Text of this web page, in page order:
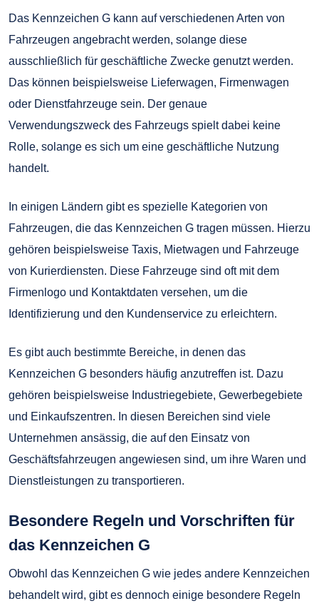
Das Kennzeichen G kann auf verschiedenen Arten von
Fahrzeugen angebracht werden, solange diese
ausschließlich für geschäftliche Zwecke genutzt werden.
Das können beispielsweise Lieferwagen, Firmenwagen
oder Dienstfahrzeuge sein. Der genaue
Verwendungszweck des Fahrzeugs spielt dabei keine
Rolle, solange es sich um eine geschäftliche Nutzung
handelt.
In einigen Ländern gibt es spezielle Kategorien von
Fahrzeugen, die das Kennzeichen G tragen müssen. Hierzu
gehören beispielsweise Taxis, Mietwagen und Fahrzeuge
von Kurierdiensten. Diese Fahrzeuge sind oft mit dem
Firmenlogo und Kontaktdaten versehen, um die
Identifizierung und den Kundenservice zu erleichtern.
Es gibt auch bestimmte Bereiche, in denen das
Kennzeichen G besonders häufig anzutreffen ist. Dazu
gehören beispielsweise Industriegebiete, Gewerbegebiete
und Einkaufszentren. In diesen Bereichen sind viele
Unternehmen ansässig, die auf den Einsatz von
Geschäftsfahrzeugen angewiesen sind, um ihre Waren und
Dienstleistungen zu transportieren.
Besondere Regeln und Vorschriften für
das Kennzeichen G
Obwohl das Kennzeichen G wie jedes andere Kennzeichen
behandelt wird, gibt es dennoch einige besondere Regeln